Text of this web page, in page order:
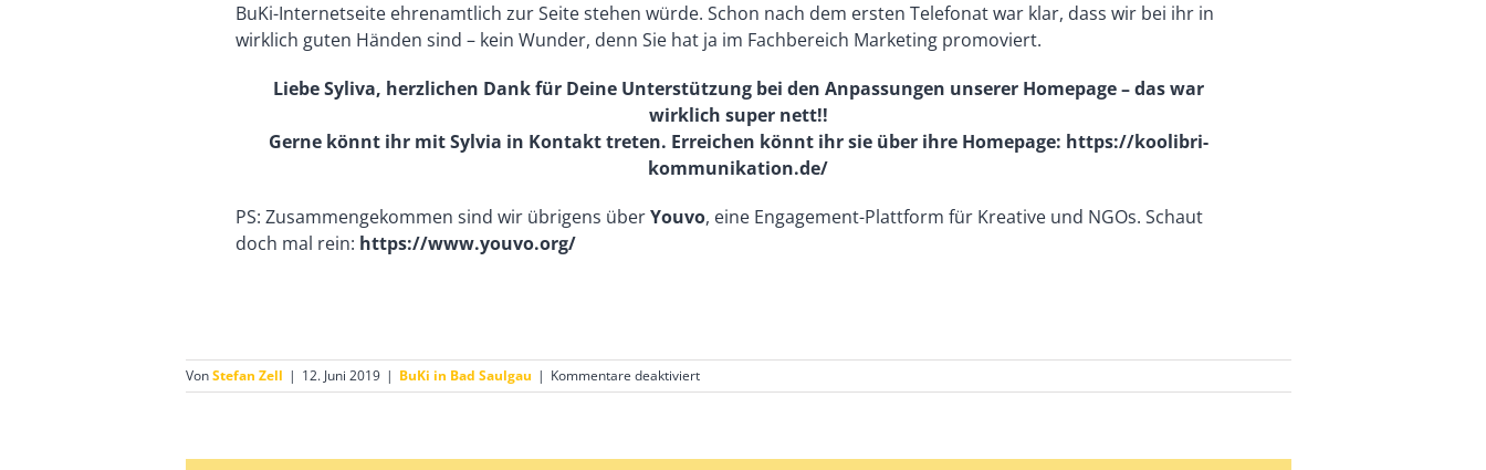
BuKi-Internetseite ehrenamtlich zur Seite stehen würde. Schon nach dem ersten Telefonat war klar, dass wir bei ihr in
wirklich guten Händen sind – kein Wunder, denn Sie hat ja im Fachbereich Marketing promoviert.
Liebe Syliva, herzlichen Dank für Deine Unterstützung bei den Anpassungen unserer Homepage – das war
wirklich super nett!!
Gerne könnt ihr mit Sylvia in Kontakt treten. Erreichen könnt ihr sie über ihre Homepage: https://koolibri-
kommunikation.de/
PS: Zusammengekommen sind wir übrigens überYouvo, eine Engagement-Plattform für Kreative und NGOs. Schaut
doch mal rein: https://www.youvo.org/
VonStefan Zell | 12. Juni 2019 | BuKi in Bad Saulgau | Kommentare deaktiviertfür
Auch